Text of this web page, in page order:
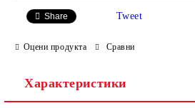
Share Tweet
Оцени продукта Сравни
Характеристики